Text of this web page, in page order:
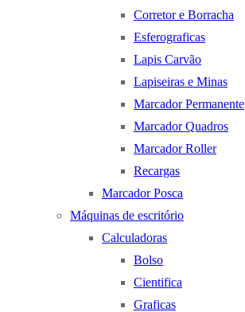
Corretor e Borracha
Esferograficas
Lapis Carvão
Lapiseiras e Minas
Marcador Permanente
Marcador Quadros
Marcador Roller
Recargas
Marcador Posca
Máquinas de escritório
Calculadoras
Bolso
Cientifica
Graficas